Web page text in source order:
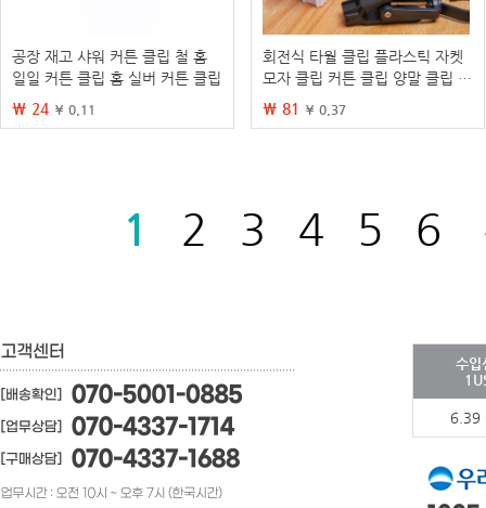
공장 재고 샤워 커튼 클립 철 홈
일일 커튼 클립 홈 실버 커튼 클립
₩ 24 ¥ 0.11
회전식 타월 클립 플라스틱 자켓
모자 클립 커튼 클립 양말 클립 다
기능 모자 클립 후크 장갑 클립
₩ 81 ¥ 0.37
1 2 3 4 5 6
수입
6.39